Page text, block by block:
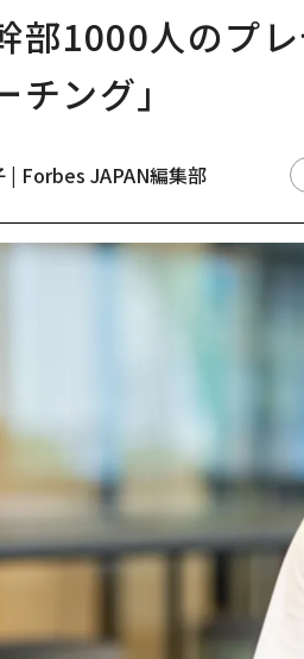
部1000人のプ
チング」
| Forbes JAPAN編集部